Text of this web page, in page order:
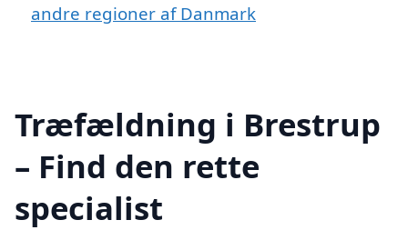
andre regioner af Danmark
Træfældning i Brestrup
– Find den rette
specialist